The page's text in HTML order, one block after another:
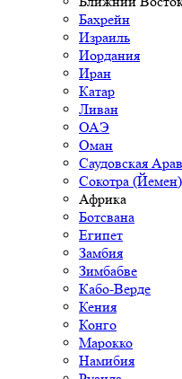
Бахрейн
Израиль
Иордания
Иран
Катар
Ливан
ОАЭ
Оман
Саудовская
Сокотра (Йемен)
Африка
Ботсвана
Египет
Замбия
Зимбабве
Кабо-Верде
Кения
Конго
Марокко
Намибия